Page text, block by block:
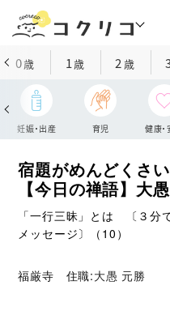
0歳 1歳 2 歳
妊娠・出産 育児 健康・
宿題がめんどくさ
【今日の禅語】大
「一行三昧」とは 〔３分
メッセージ〕（10）
福厳寺 住職:大愚 元勝